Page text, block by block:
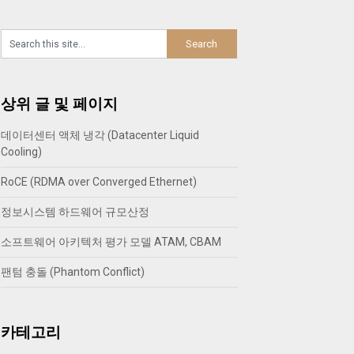
상위 글 및 페이지
데이터센터 액체 냉각 (Datacenter Liquid
Cooling)
RoCE (RDMA over Converged Ethernet)
정보시스템 하드웨어 규모산정
소프트웨어 아키텍처 평가 모델 ATAM, CBAM
팬텀 충돌 (Phantom Conflict)
카테고리